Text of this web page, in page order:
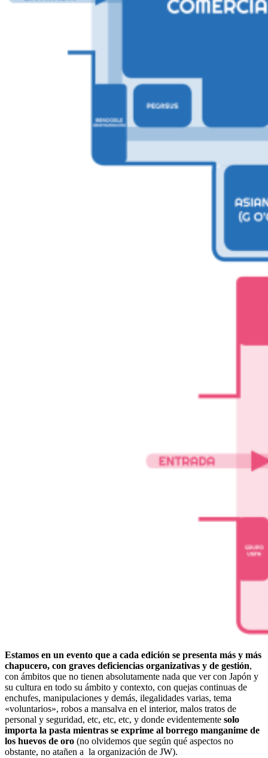
Estamos en un evento que a cada edición se presenta más y más
chapucero, con graves deficiencias organizativas y de gestión,
con ámbitos que no tienen absolutamente nada que ver con Japón y
su cultura en todo su ámbito y contexto, con quejas continuas de
enchufes, manipulaciones y demás, ilegalidades varias, tema
«voluntarios», robos a mansalva en el interior, malos tratos de
personal y seguridad, etc, etc, etc, y donde evidentemente solo
importa la pasta mientras se exprime al borrego manganime de
los huevos de oro (no olvidemos que según qué aspectos no
obstante, no atañen a la organización de JW).